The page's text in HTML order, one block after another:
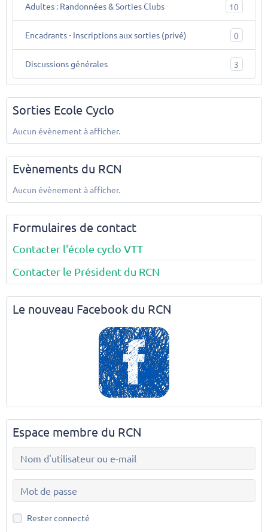
Adultes : Randonnées & Sorties Clubs 10
Encadrants - Inscriptions aux sorties (privé) 0
Discussions générales 3
Sorties Ecole Cyclo
Aucun évènement à afficher.
Evènements du RCN
Aucun évènement à afficher.
Formulaires de contact
Contacter l'école cyclo VTT
Contacter le Président du RCN
Le nouveau Facebook du RCN
Espace membre du RCN
Rester connecté